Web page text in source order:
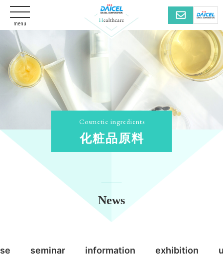
menu
化粧品原料
News
seminar information exhibition